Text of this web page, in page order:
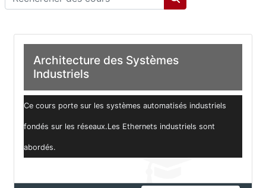
Rechercher des
Architecture des Systèmes
Industriels
Ce cours porte sur les systèmes automatisés industriels
fondés sur les réseaux.Les Ethernets industriels sont
abordés.